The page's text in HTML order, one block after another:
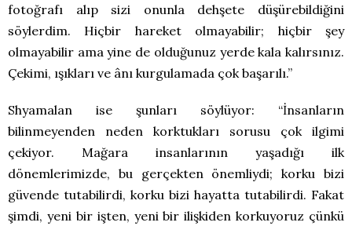
fotoğrafı alıp sizi onunla dehşete düşürebildiğini
söylerdim. Hiçbir hareket olmayabilir; hiçbir şey
olmayabilir ama yine de olduğunuz yerde kala kalırsınız.
Çekimi, ışıkları ve ânı kurgulamada çok başarılı.”
Shyamalan ise şunları söylüyor: “İnsanların
bilinmeyenden neden korktukları sorusu çok ilgimi
çekiyor. Mağara insanlarının yaşadığı ilk
dönemlerimizde, bu gerçekten önemliydi; korku bizi
güvende tutabilirdi, korku bizi hayatta tutabilirdi. Fakat
şimdi, yeni bir işten, yeni bir ilişkiden korkuyoruz çünkü